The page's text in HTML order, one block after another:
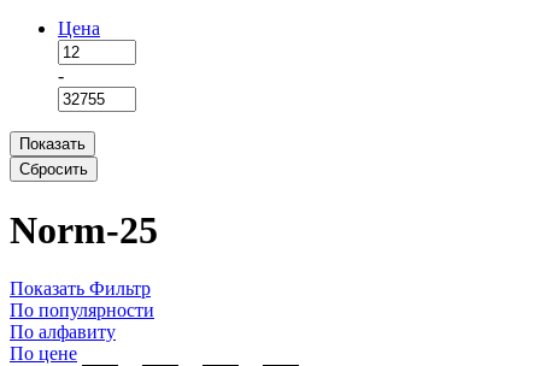
Цена
-
Показать
Сбросить
Norm-25
Показать Фильтр
По популярности
По алфавиту
По цене